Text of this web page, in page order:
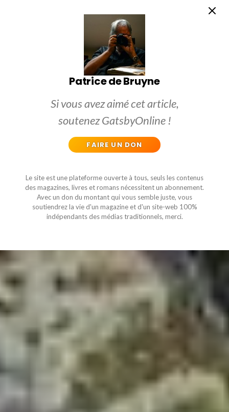
Patrice de Bruyne
Si vous avez aimé cet article,
soutenez GatsbyOnline !
FAIRE UN DON
Le site est une plateforme ouverte à tous, seuls les contenus
des magazines, livres et romans nécessitent un abonnement.
Avec un don du montant qui vous semble juste, vous
soutiendrez la vie d'un magazine et d'un site-web 100%
indépendants des médias traditionnels, merci.